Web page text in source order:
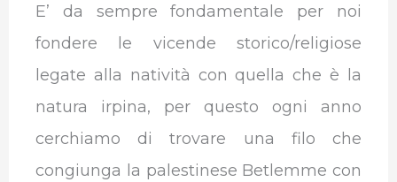
E’ da sempre fondamentale per noi
fondere le vicende storico/religiose
legate alla natività con quella che è la
natura irpina, per questo ogni anno
cerchiamo di trovare una filo che
congiunga la palestinese Betlemme con